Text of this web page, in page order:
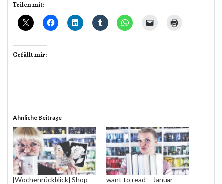
Teilen mit:
Gefällt mir:
Ähnliche Beiträge
[Wochenrückblick] Shop-
want to read – Januar